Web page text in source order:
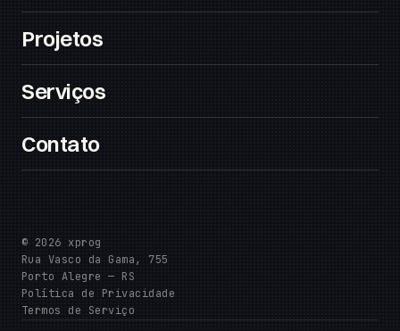
Projetos
Serviços
Contato
© 2026 xprog
Rua Vasco da Gama, 755
Porto Alegre — RS
Política de Privacidade
Termos de Serviço